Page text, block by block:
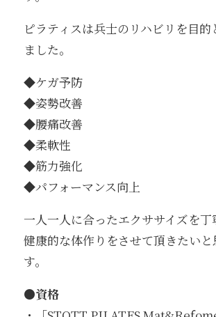
ピラティスは兵士のリハビリを目
ました。
◆ケガ予防
◆姿勢改善
◆腰痛改善
◆柔軟性
◆筋力強化
◆パフォーマンス向上
一人一人に合ったエクササイズを丁
健康的な体作りをさせて頂きたい
す。
●資格